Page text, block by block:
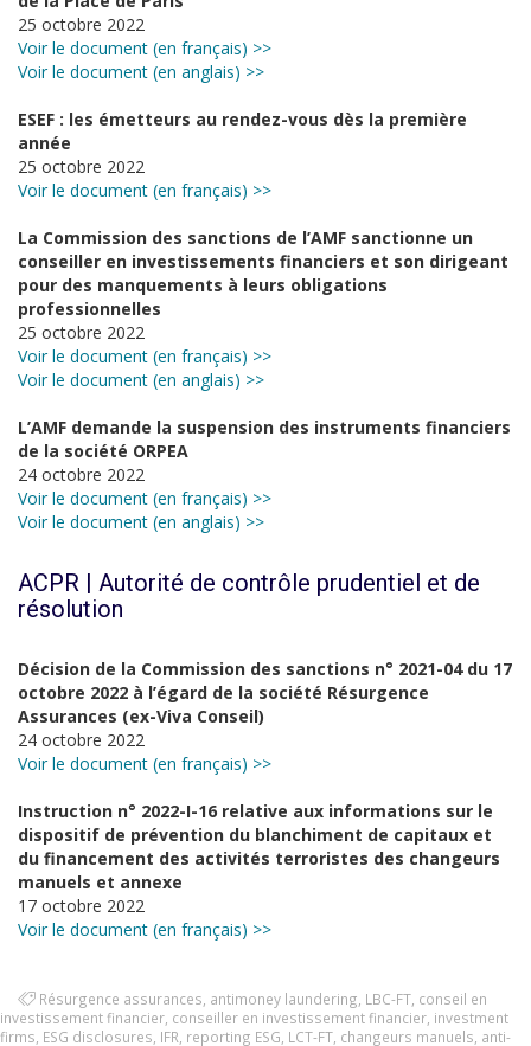
25 octobre 2022
Voir le document (en français) >>
Voir le document (en anglais) >>
ESEF : les émetteurs au rendez-vous dès la première
année
25 octobre 2022
Voir le document (en français) >>
La Commission des sanctions de l’AMF sanctionne un
conseiller en investissements financiers et son dirigeant
pour des manquements à leurs obligations
professionnelles
25 octobre 2022
Voir le document (en français) >>
Voir le document (en anglais) >>
L’AMF demande la suspension des instruments financiers
de la société ORPEA
24 octobre 2022
Voir le document (en français) >>
Voir le document (en anglais) >>
ACPR | Autorité de contrôle prudentiel et de
résolution
Décision de la Commission des sanctions n° 2021-04 du 17
octobre 2022 à l’égard de la société Résurgence
Assurances (ex-Viva Conseil)
24 octobre 2022
Voir le document (en français) >>
Instruction n° 2022-I-16 relative aux informations sur le
dispositif de prévention du blanchiment de capitaux et
du financement des activités terroristes des changeurs
manuels et annexe
17 octobre 2022
Voir le document (en français) >>
Résurgence assurances antimoney laundering LBC-FT conseil en
investissement financier conseiller en investissement financier investment
firms ESG disclosures IFR reporting ESG LCT-FT changeurs manuels anti-